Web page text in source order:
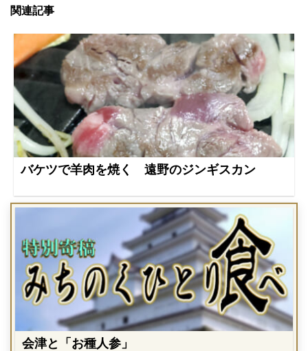
関連記事
バケツで羊肉を焼く 遠野のジンギスカン
会津と「お種人参」